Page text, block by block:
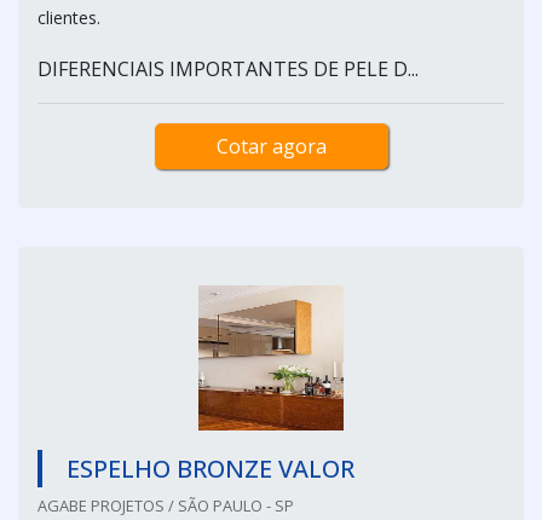
clientes.
DIFERENCIAIS IMPORTANTES DE PELE D...
Cotar agora
ESPELHO BRONZE VALOR
AGABE PROJETOS / SÃO PAULO - SP